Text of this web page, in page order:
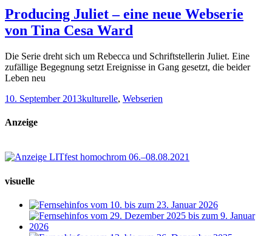
Producing Juliet – eine neue Webserie
von Tina Cesa Ward
Die Serie dreht sich um Rebecca und Schriftstellerin Juliet. Eine
zufällige Begegnung setzt Ereignisse in Gang gesetzt, die beider
Leben neu
10. September 2013kulturelle, Webserien
Anzeige
visuelle